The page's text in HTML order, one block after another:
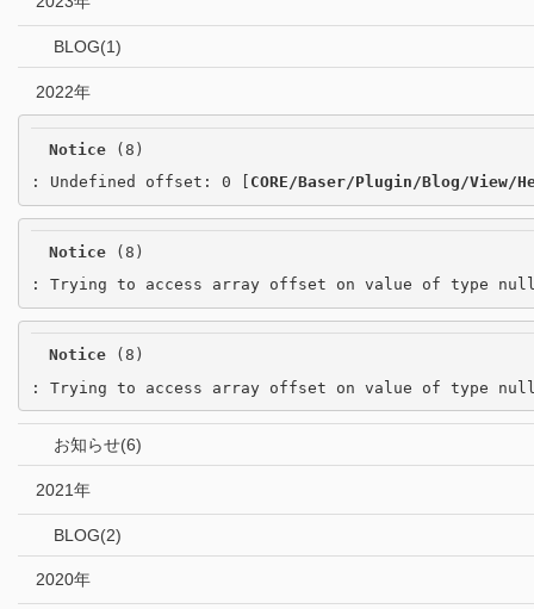
BLOG(1)
2022年
Notice (8)
: Undefined offset: 0 [ CORE/Baser/Plugin/Blog/View/
Notice (8)
: Trying to access array offset on value of type
Notice (8)
: Trying to access array offset on value of type
お知らせ(6)
2021年
BLOG(2)
2020年